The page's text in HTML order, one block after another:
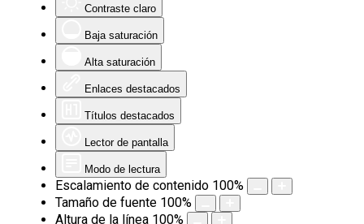
Contraste claro
Baja saturación
Alta saturación
Enlaces destacados
Títulos destacados
Lector de pantalla
Modo de lectura
Escalamiento de contenido 100%
Tamaño de fuente 100%
Altura de la línea 100%